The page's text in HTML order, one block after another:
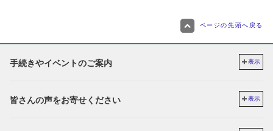
ページの先頭へ戻る
手続きやイベントのご案内 表示
皆さんの声をお寄せください 表示